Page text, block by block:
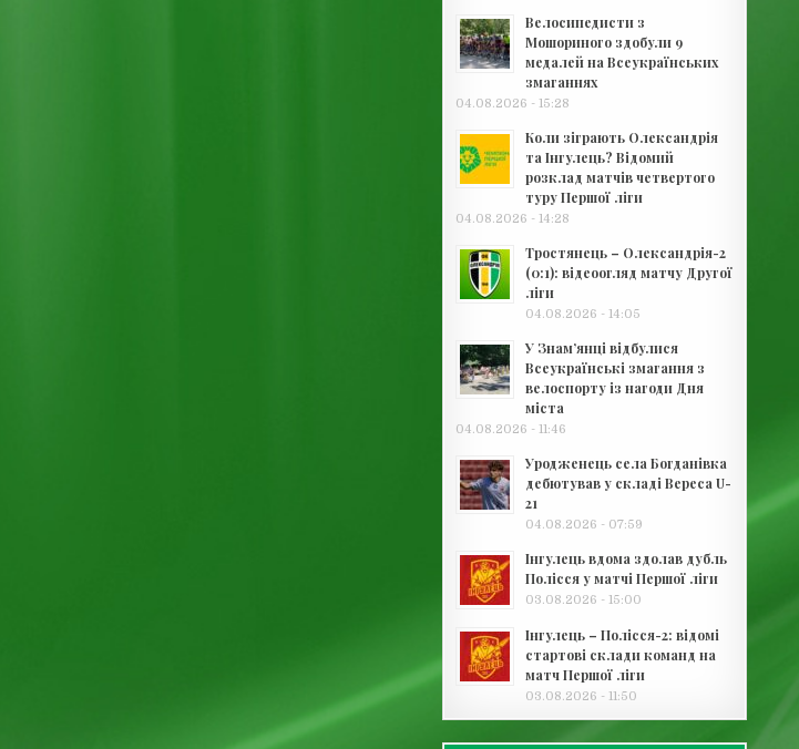
Велосипедисти з
Мошориного здобули 9
медалей на Всеукраїнських
змаганнях
04.08.2026 - 15:28
Коли зіграють Олександрія
та Інгулець? Відомий
розклад матчів четвертого
туру Першої ліги
04.08.2026 - 14:28
Тростянець – Олександрія-2
(0:1): відеоогляд матчу Другої
ліги
04.08.2026 - 14:05
У Знам’янці відбулися
Всеукраїнські змагання з
велоспорту із нагоди Дня
міста
04.08.2026 - 11:46
Уродженець села Богданівка
дебютував у складі Вереса U-
21
04.08.2026 - 07:59
Інгулець вдома здолав дубль
Полісся у матчі Першої ліги
03.08.2026 - 15:00
Інгулець – Полісся-2: відомі
стартові склади команд на
матч Першої ліги
03.08.2026 - 11:50